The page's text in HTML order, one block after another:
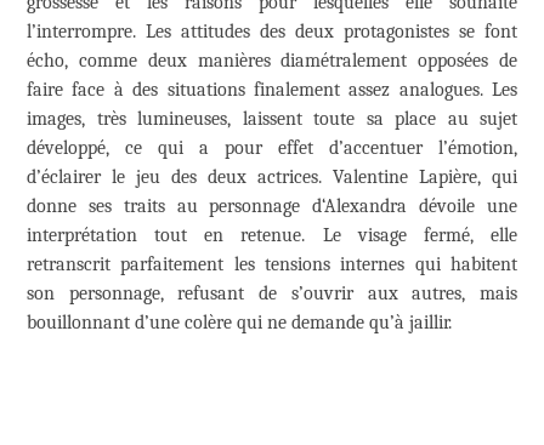
l’interrompre. Les attitudes des deux protagonistes se font
écho, comme deux manières diamétralement opposées de
faire face à des situations finalement assez analogues. Les
images, très lumineuses, laissent toute sa place au sujet
développé, ce qui a pour effet d’accentuer l’émotion,
d’éclairer le jeu des deux actrices. Valentine Lapière, qui
donne ses traits au personnage d‘Alexandra dévoile une
interprétation tout en retenue. Le visage fermé, elle
retranscrit parfaitement les tensions internes qui habitent
son personnage, refusant de s’ouvrir aux autres, mais
bouillonnant d’une colère qui ne demande qu’à jaillir.